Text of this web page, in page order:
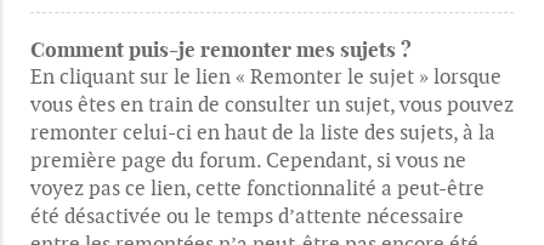
Comment puis-je remonter mes sujets ?
En cliquant sur le lien « Remonter le sujet » lorsque
vous êtes en train de consulter un sujet, vous pouvez
remonter celui-ci en haut de la liste des sujets, à la
première page du forum. Cependant, si vous ne
voyez pas ce lien, cette fonctionnalité a peut-être
été désactivée ou le temps d’attente nécessaire